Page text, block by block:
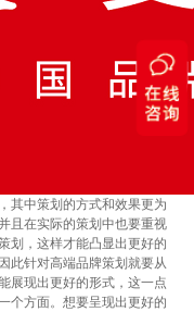
中策划的方式和效果更为
且在实际的策划中也要重视
划，这样才能凸显出更好的
此针对高端品牌策划就要从
展现出更好的形式，这一点
个方面。想要呈现出更好的